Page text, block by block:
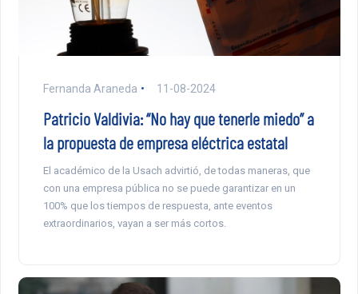
Fernanda Araneda 11-08-2024
Patricio Valdivia: “No hay que tenerle miedo” a
la propuesta de empresa eléctrica estatal
El académico de la Usach advirtió, de todas maneras, que
con una empresa pública no se puede garantizar en un
100% que los tiempos de respuesta, ante eventos
extraordinarios, vayan a ser más cortos.